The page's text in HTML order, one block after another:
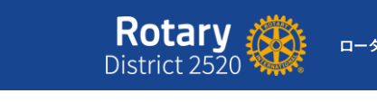
ロー